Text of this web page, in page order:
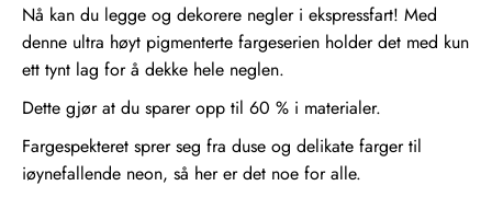
Nå kan du legge og dekorere negler i ekspressfart! Med
denne ultra høyt pigmenterte fargeserien holder det med kun
ett tynt lag for å dekke hele neglen.
Dette gjør at du sparer opp til 60 % i materialer.
Fargespekteret sprer seg fra duse og delikate farger til
iøynefallende neon, så her er det noe for alle.